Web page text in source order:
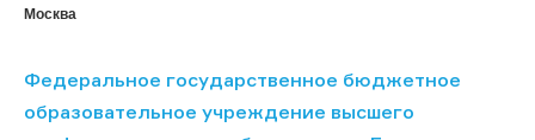
Москва
Федеральное государственное бюджетное
образовательное учреждение высшего